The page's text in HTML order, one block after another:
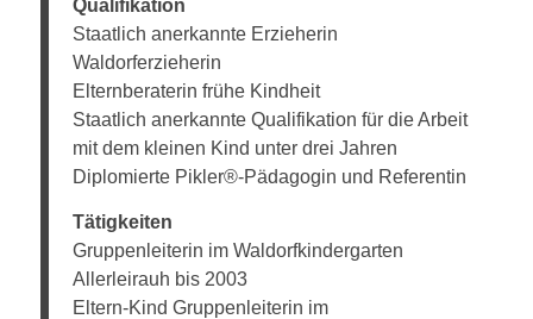
Qualifikation
Staatlich anerkannte Erzieherin
Waldorferzieherin
Elternberaterin frühe Kindheit
Staatlich anerkannte Qualifikation für die Arbeit
mit dem kleinen Kind unter drei Jahren
Diplomierte Pikler®-Pädagogin und Referentin
Tätigkeiten
Gruppenleiterin im Waldorfkindergarten
Allerleirauh bis 2003
Eltern-Kind Gruppenleiterin im